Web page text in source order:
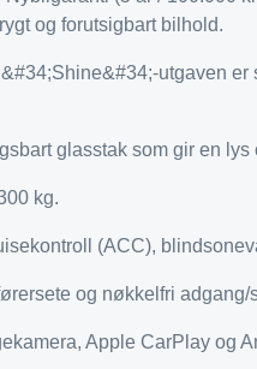
og forutsigbart bilhold.
utgaven er
glasstak som gir en lys
kg.
(ACC),
og nøkkelfri adgang/
Apple CarPlay og